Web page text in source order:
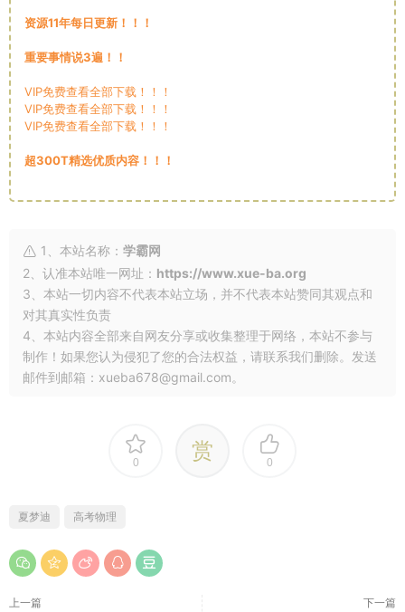
资源11年每日更新！！！
重要事情说3遍！！
VIP免费查看全部下载！！！
VIP免费查看全部下载！！！
VIP免费查看全部下载！！！
超300T精选优质内容！！！
1、本站名称： 学霸网
2、认准本站唯一网址： https://www.xue-ba.org
3、本站一切内容不代表本站立场，并不代表本站赞同其观点和
对其真实性负责
4、本站内容全部来自网友分享或收集整理于网络，本站不参与
制作！如果您认为侵犯了您的合法权益，请联系我们删除。发送
邮件到邮箱：xueba678@gmail.com。
0 赏 0
夏梦迪 高考物理
上一篇 下一篇